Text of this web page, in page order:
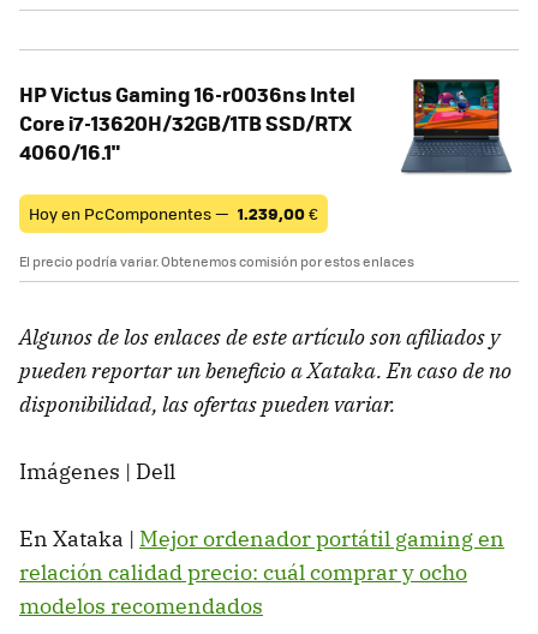
HP Victus Gaming 16-r0036ns Intel
Core i7-13620H/32GB/1TB SSD/RTX
4060/16.1"
Hoy en PcComponentes — 1.239,00€
El precio podría variar. Obtenemos comisión por estos enlaces
Algunos de los enlaces de este artículo son afiliados y
pueden reportar un beneficio a Xataka. En caso de no
disponibilidad, las ofertas pueden variar.
Imágenes | Dell
En Xataka | Mejor ordenador portátil gaming en
relación calidad precio: cuál comprar y ocho
modelos recomendados